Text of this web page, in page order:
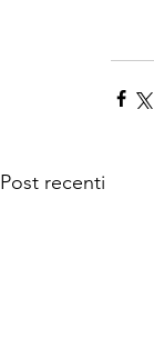
Post recenti